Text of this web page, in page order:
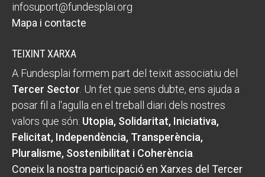
infosuport@fundesplai.org
Mapa i contacte
TEIXINT XARXA
A Fundesplai formem part del teixit associatiu del
Tercer Sector . Un fet que sens dubte, ens ajuda a
posar fil a l'agulla en el treball diari dels nostres
valors que són: Utopia, Solidaritat, Iniciativa,
Felicitat, Independència, Transperència,
Pluralisme, Sostenibilitat i Coherència
Coneix la nostra participació en Xarxes del Tercer